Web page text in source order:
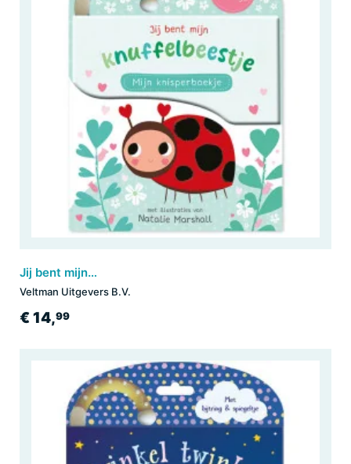
Jij bent mijn knuffelbeestje - mijn knisperboekje
Veltman Uitgevers B.V.
€ 14,99